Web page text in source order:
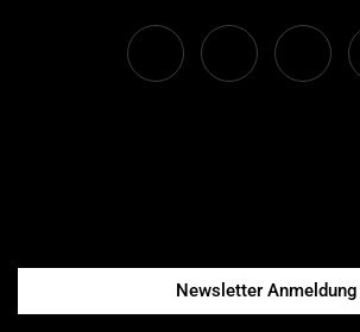
Newsletter Anmeldung